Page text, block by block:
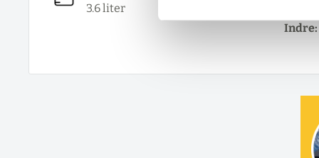
3.6liter
Indre: